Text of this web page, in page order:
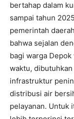
bertahap dalam
sampai tahun
pemerintah
bahwa sejalan
bagi warga
waktu,
infrastruktur
distribusi air
pelayanan. Untuk